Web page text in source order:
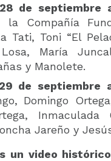
de septiembre
la Compañía
Tati, Toni “El
María
y Manolete.
de septiembre
Domingo
Inmaculada
Jareño y
un video